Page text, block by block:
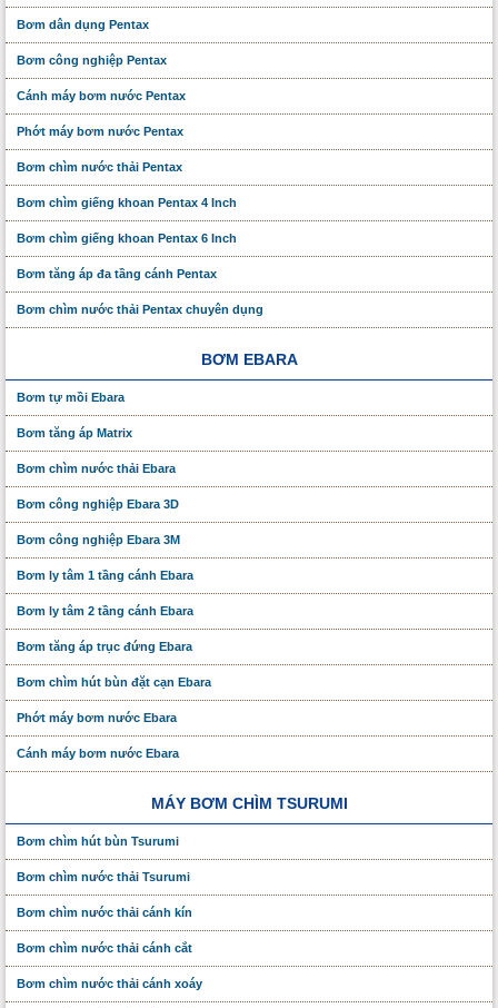
Bơm dân dụng Pentax
Bơm công nghiệp Pentax
Cánh máy bơm nước Pentax
Phớt máy bơm nước Pentax
Bơm chìm nước thải Pentax
Bơm chìm giếng khoan Pentax 4 Inch
Bơm chìm giếng khoan Pentax 6 Inch
Bơm tăng áp đa tầng cánh Pentax
Bơm chìm nước thải Pentax chuyên dụng
BƠM EBARA
Bơm tự mồi Ebara
Bơm tăng áp Matrix
Bơm chìm nước thải Ebara
Bơm công nghiệp Ebara 3D
Bơm công nghiệp Ebara 3M
Bơm ly tâm 1 tầng cánh Ebara
Bơm ly tâm 2 tầng cánh Ebara
Bơm tăng áp trục đứng Ebara
Bơm chìm hút bùn đặt cạn Ebara
Phớt máy bơm nước Ebara
Cánh máy bơm nước Ebara
MÁY BƠM CHÌM TSURUMI
Bơm chìm hút bùn Tsurumi
Bơm chìm nước thải Tsurumi
Bơm chìm nước thải cánh kín
Bơm chìm nước thải cánh cắt
Bơm chìm nước thải cánh xoáy